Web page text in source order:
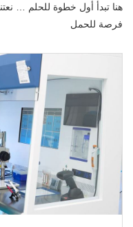
هنا تبدأ أول خطوة للحلم …
فرصة للحمل